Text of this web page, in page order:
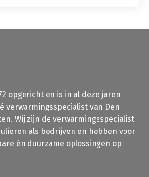
opgericht en is in al deze jaren
verwarmingsspecialist van Den
Wij zijn de verwarmingsspecialist
als bedrijven en hebben voor
én duurzame oplossingen op